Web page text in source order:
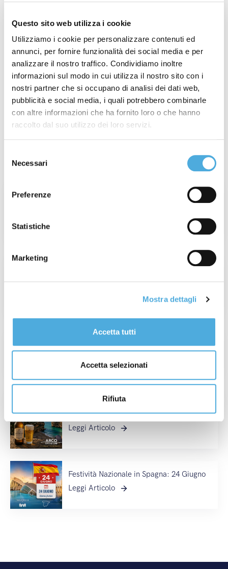
Questo sito web utilizza i cookie
Utilizziamo i cookie per personalizzare contenuti ed
annunci, per fornire funzionalità dei social media e per
analizzare il nostro traffico. Condividiamo inoltre
informazioni sul modo in cui utilizza il nostro sito con i
nostri partner che si occupano di analisi dei dati web,
pubblicità e social media, i quali potrebbero combinarle
con altre informazioni che ha fornito loro o che hanno
raccolto dal suo utilizzo dei loro servizi.
delNecessari
Preferenze
Statistiche
Marketing
Mostra dettagli
Accetta tutti
Accetta selezionati
Rifiuta
Nazionali,ilcittadinomb,Imbarchi Isole Maggiori,
Imbarchi Isole Minori
Incendi ,
Champagne Experience
Monza Power Run ,
Wine Experience, Nuova Filiale,Nuova Linea
Internazionale, Nuova Linea Nazionale,partnership
Premio Industria Felix,Sciopero Generale,Sciopero
Internazionale,Sciopero Nazionale,Sciopero
Regionale,Società Excellence,ST Foundation,
top500, Vinitaly,Wine&Siena
Ultimi post
Settimana 31° del 2026: Incendi in Francia
Champagne Experience 2026: quando il
valore è autentico, ogni dettaglio conta.
Leggi Articolo
Raccontiamo l’Italia: Polignano a Mare e i
Birrifici Artigianali Italiani
Leggi Articolo
Festività Nazionale in Spagna: 24 Giugno
Leggi Articolo